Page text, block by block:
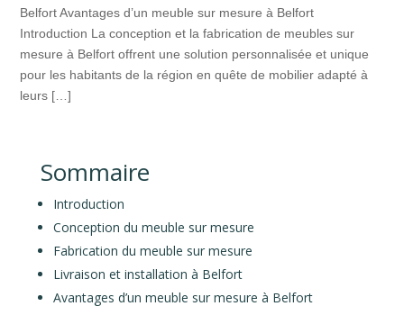
Belfort Avantages d’un meuble sur mesure à Belfort
Introduction La conception et la fabrication de meubles sur
mesure à Belfort offrent une solution personnalisée et unique
pour les habitants de la région en quête de mobilier adapté à
leurs […]
Sommaire
Introduction
Conception du meuble sur mesure
Fabrication du meuble sur mesure
Livraison et installation à Belfort
Avantages d’un meuble sur mesure à Belfort